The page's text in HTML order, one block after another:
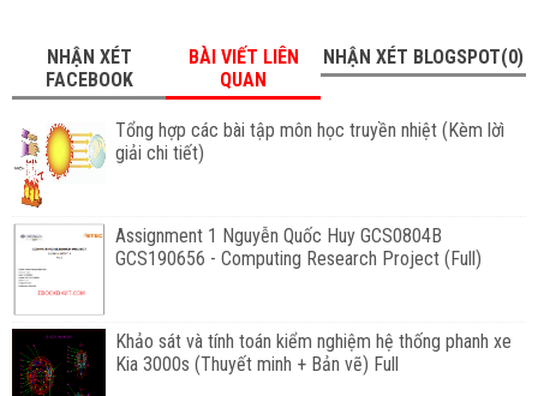
NHẬN XÉT
FACEBOOK
BÀI VIẾT LIÊN
QUAN
NHẬN XÉT BLOGSPOT(0)
Tổng hợp các bài tập môn học truyền nhiệt (Kèm lờì
giải chi tiết)
Assignment 1 Nguyễn Quốc Huy GCS0804B
GCS190656 - Computing Research Project (Full)
Khảo sát và tính toán kiểm nghiệm hệ thống phanh xe
Kia 3000s (Thuyết minh + Bản vẽ) Full